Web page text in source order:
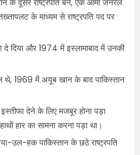
के दूसरे राष्ट्रपति बने, एक आर्मी जनरल
के माध्यम से राष्ट्रपति पद पर
दिया और 1974 में इस्लामाबाद में उनकी
थे, 1969 में अयूब खान के बाद पाकिस्तान
देने के लिए मजबूर होना पड़ा
हार का सामना करना पड़ा था।
उल-हक पाकिस्तान के छठे राष्ट्रपति